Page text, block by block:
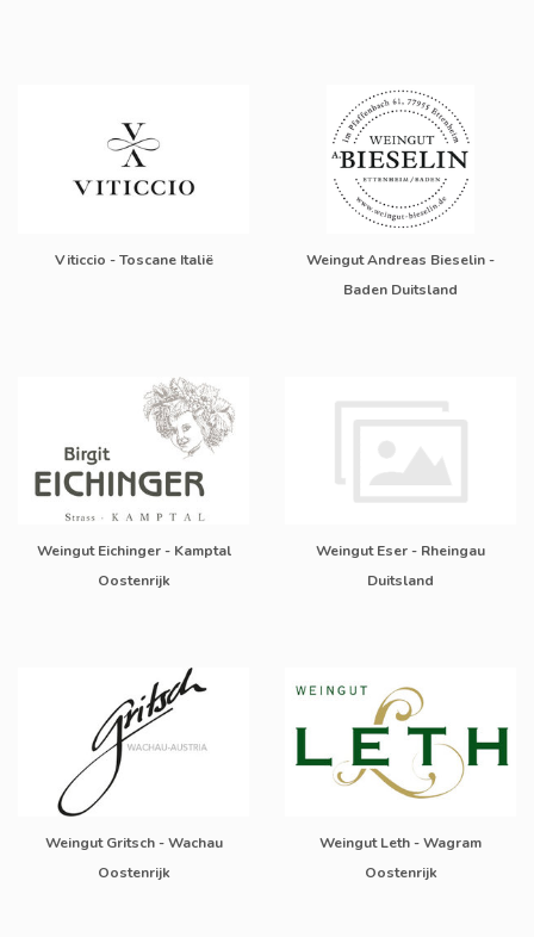
Viticcio - Toscane Italië
Weingut Andreas Bieselin -
Baden Duitsland
Weingut Eichinger - Kamptal
Oostenrijk
Weingut Eser - Rheingau
Duitsland
Weingut Gritsch - Wachau
Oostenrijk
Weingut Leth - Wagram
Oostenrijk